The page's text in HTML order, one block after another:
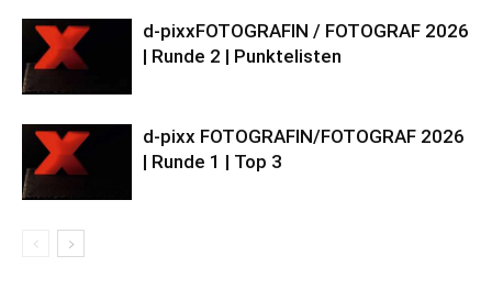
d-pixxFOTOGRAFIN / FOTOGRAF 2026
| Runde 2 | Punktelisten
d-pixx FOTOGRAFIN/FOTOGRAF 2026
| Runde 1 | Top 3